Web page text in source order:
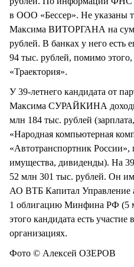
в ООО «Бессер». Не указаны
Максима ВИТОРГАНА на
рублей. В банках у него есть
94 тыс. рублей, помимо
«Траектория».
У 39-летнего кандидата от
Максима СУРАЙКИНА доходы
млн 184 тыс. рублей
«Народная компьютерная
«Автотранспортник России»,
имущества, дивиденды). На
52 млн 301 тыс. рублей. Он
АО ВТБ Капитал Управление
1 облигацию Минфина РФ (5
этого кандидата есть участие
организациях.
Фото © Алексей ОЗЕРОВ